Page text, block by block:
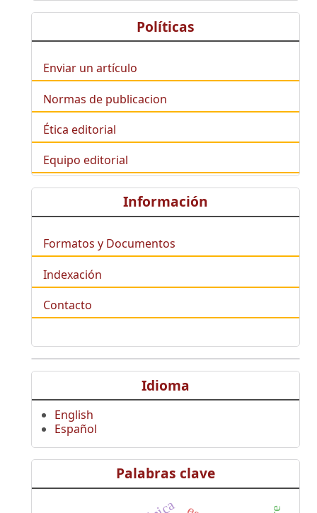
Políticas
Enviar un artículo
Normas de publicacion
Ética editorial
Equipo editorial
Información
Formatos y Documentos
Indexación
Contacto
Idioma
English
Español
Palabras clave